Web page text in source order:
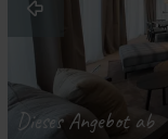
Dieses Angebot ab